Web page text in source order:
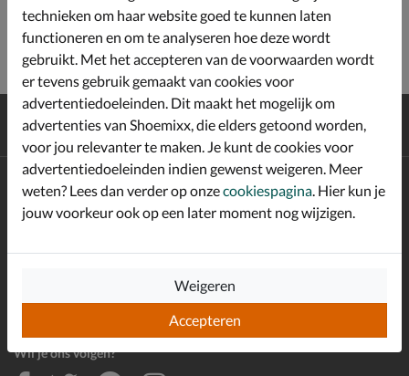
Gratisverzending en retour*
Achterafbetalen
Altijd op de hoogte zijn?
Schrijf je in voor de Shoemixx nieuwsbrief en ontvang €10,-
welkomstkorting! *
Inschrijven
Wil je ons volgen?
technieken om haar website goed te kunnen laten
functioneren en om te analyseren hoe deze wordt
gebruikt. Met het accepteren van de voorwaarden wordt
er tevens gebruik gemaakt van cookies voor
advertentiedoeleinden. Dit maakt het mogelijk om
advertenties van Shoemixx, die elders getoond worden,
voor jou relevanter te maken. Je kunt de cookies voor
advertentiedoeleinden indien gewenst weigeren. Meer
weten? Lees dan verder op onzecookiespagina. Hier kun je
jouw voorkeur ook op een later moment nog wijzigen.
Accepteren
Weigeren